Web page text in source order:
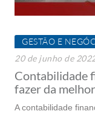
GESTÃO E
20 de junho de
Contabilidade
fazer da
A contabilidade